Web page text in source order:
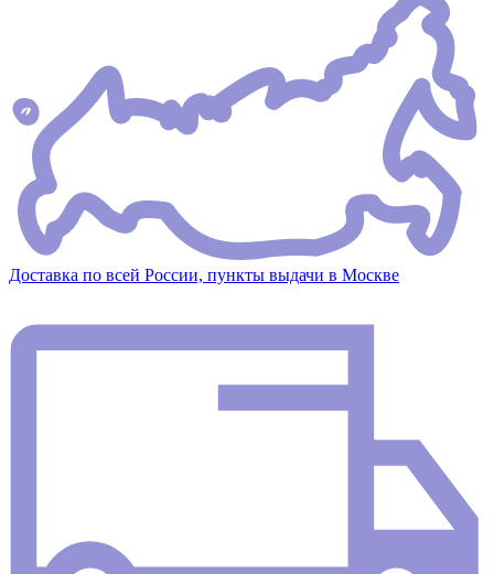
Доставка по всей России, пункты выдачи в Москве